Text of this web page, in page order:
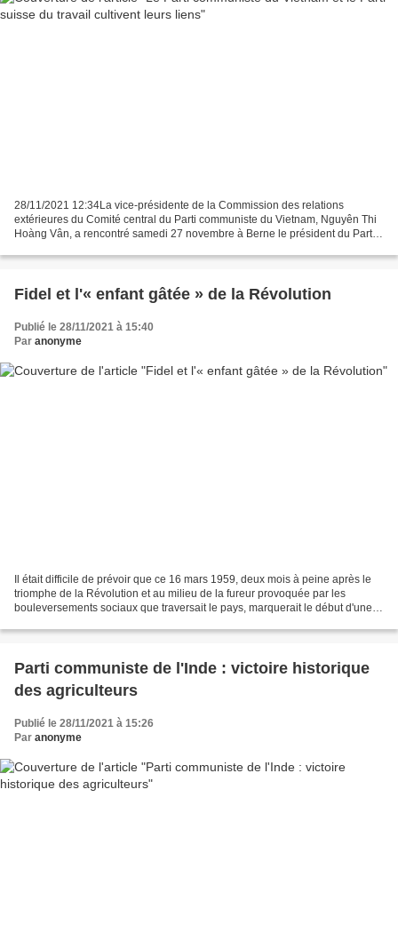
28/11/2021 12:34La vice-présidente de la Commission des relations
extérieures du Comité central du Parti communiste du Vietnam, Nguyên Thi
Hoàng Vân, a rencontré samedi 27 novembre à Berne le président du Parti
Fidel et l'« enfant gâtée » de la Révolution
Publié le 28/11/2021 à 15:40
Par anonyme
Il était difficile de prévoir que ce 16 mars 1959, deux mois à peine après le
triomphe de la Révolution et au milieu de la fureur provoquée par les
bouleversements sociaux que traversait le pays, marquerait le début d'une
Parti communiste de l'Inde : victoire historique
des agriculteurs
Publié le 28/11/2021 à 15:26
Par anonyme